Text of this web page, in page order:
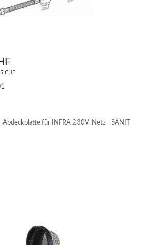
CHF
Abdeckplatte für INFRA 230V-Netz - SANIT